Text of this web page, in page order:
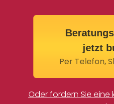
jetzt
Per Telefon,
Oder fordern Sie